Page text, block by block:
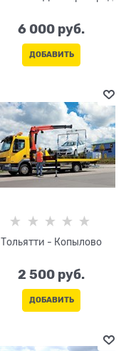
6 000 руб.
ДОБАВИТЬ
Тольятти - Копылово
2 500 руб.
ДОБАВИТЬ